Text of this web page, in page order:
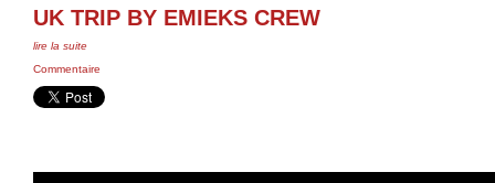
UK TRIP BY EMIEKS CREW
lire la suite
Commentaire